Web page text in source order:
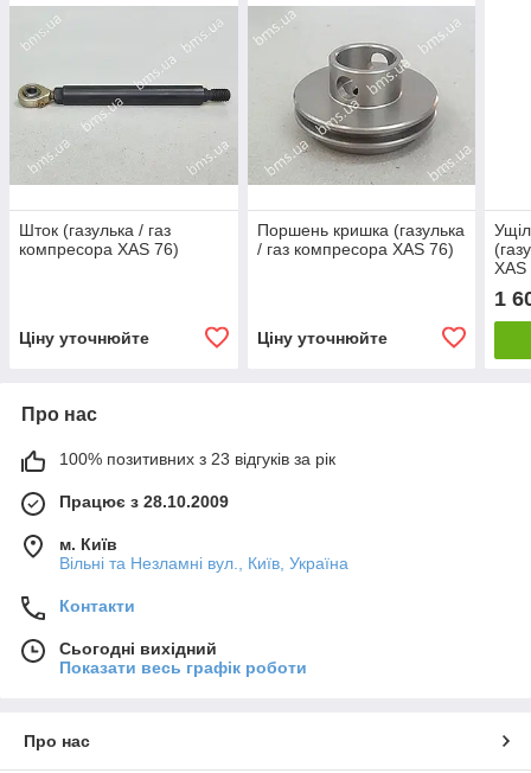
Шток (газулька / газ
компресора XAS 76)
Ціну уточнюйте
Поршень кришка (газулька
/ газ компресора XAS 76)
Ціну уточнюйте
XAS
1
Про нас
100% позитивних з 23 відгуків за рік
Працює з 28.10.2009
м. Київ
Вільні та Незламні вул., Київ, Україна
Контакти
Сьогодні вихідний
Показати весь графік роботи
Про нас